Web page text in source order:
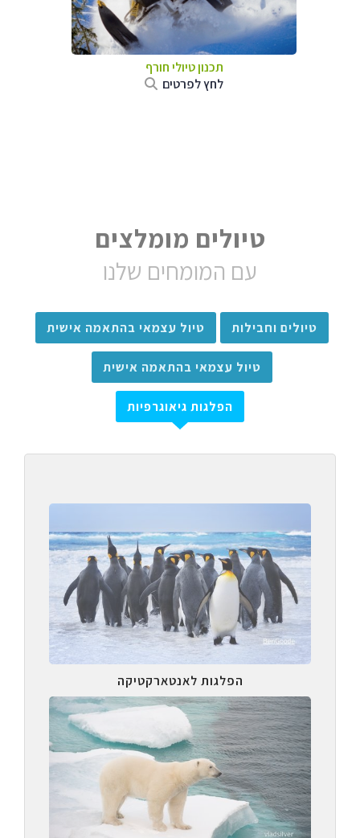
תכנון טיולי חורף
לחץ לפרטים
טיולים מומלצים
עם המומחים שלנו
טיולים וחבילות טיול עצמאי בהתאמה אישית
טיול עצמאי בהתאמה אישית
הפלגות גיאוגרפיות
הפלגות לאנטארקטיקה